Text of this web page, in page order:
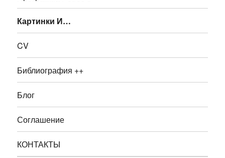
Картинки И…
CV
Библиография ++
Блог
Соглашение
КОНТАКТЫ